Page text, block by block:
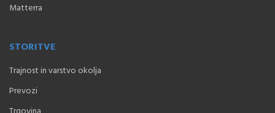
Matterra
STORITVE
Trajnost in varstvo okolja
Prevozi